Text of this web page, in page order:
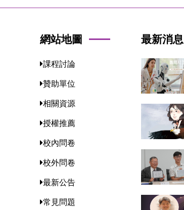
網站地圖
課程討論
贊助單位
相關資源
授權推薦
校內問卷
校外問卷
最新公告
常見問題
最新消息